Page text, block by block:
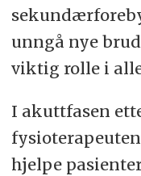
unngå nye
viktig rolle i
I akuttfasen
hjelpe